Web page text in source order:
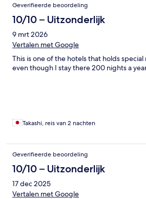
Geverifieerde beoordeling
10/10 – Uitzonderlijk
9 mrt 2026
Vertalen met Google
This is one of the hotels that holds
even though I stay there 200 nights a
Takashi, reis van 2 nachten
Geverifieerde beoordeling
10/10 – Uitzonderlijk
17 dec 2025
Vertalen met Google